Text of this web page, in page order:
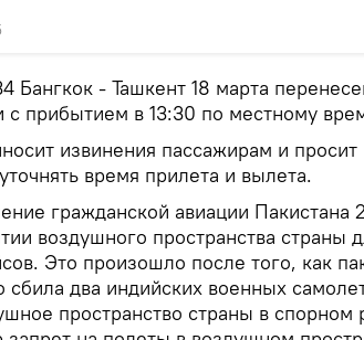
Бангкок - Ташкент 18 марта
с прибытием в 13:30 по местному
извинения пассажирам и просит
время прилета и вылета.
гражданской авиации Пакистана
воздушного пространства страны
Это произошло после того, как
сбила два индийских военных
пространство страны в спорном